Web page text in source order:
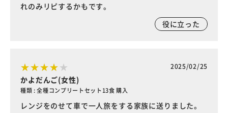
れのみリピするかもです。
役に立った
2025/02/25
かよだんご(女性)
種類 : 全種コンプリートセット13食 購入
レンジをのせて車で一人旅をする家族に送りました。